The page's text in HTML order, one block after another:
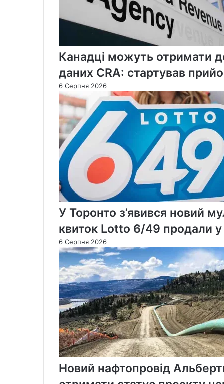
Канадці можуть отримати
даних CRA: стартував
6 Серпня 2026
У Торонто з’явився новий
квиток Lotto 6/49 продали
6 Серпня 2026
Новий нафтопровід